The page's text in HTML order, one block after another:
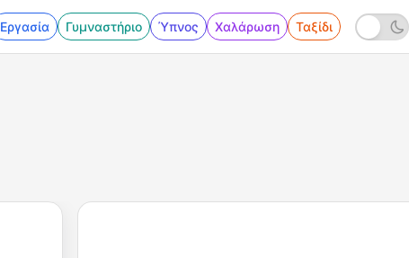
Εργασία Γυμναστήριο Ύπνος Χαλάρωση Ταξίδι